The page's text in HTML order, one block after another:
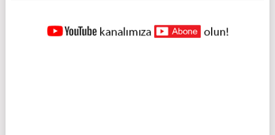
YAZILAR